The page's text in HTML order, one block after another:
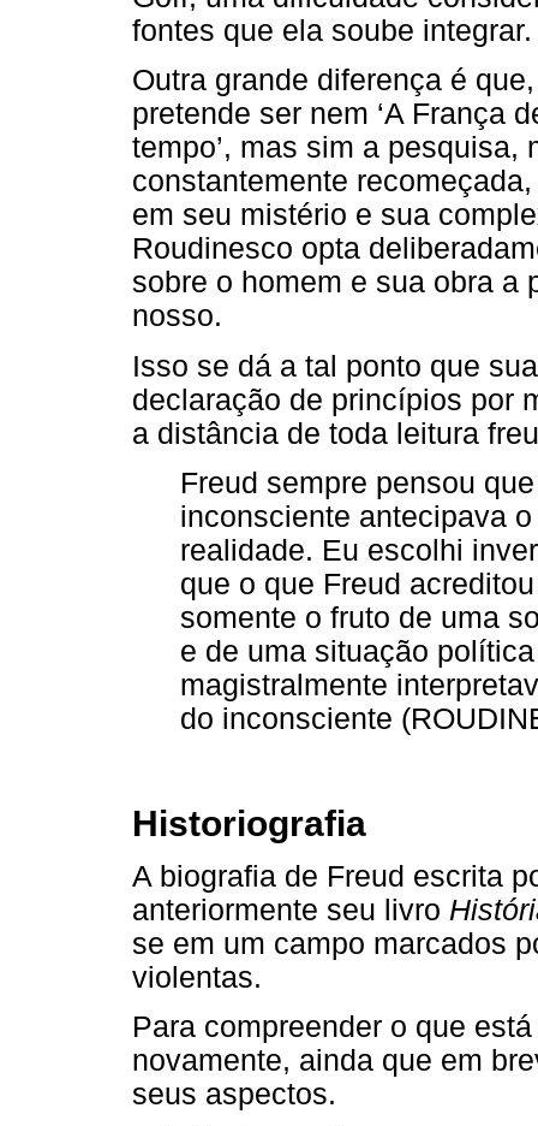
fontes que ela soube integrar.
Outra grande diferença é
pretende ser nem ‘A França
tempo’, mas sim a
constantemente
em seu mistério e sua
Roudinesco opta
sobre o homem e sua obra a
nosso.
Isso se dá a tal ponto que
declaração de princípios por
a distância de toda leitura
Freud sempre pensou
inconsciente antecipava
realidade. Eu escolhi
que o que Freud
somente o fruto de uma
e de uma situação
magistralmente
do inconsciente
Historiografia
A biografia de Freud escrita
anteriormente seu livro
se em um campo marcados
violentas.
Para compreender o que
novamente, ainda que em
seus aspectos.